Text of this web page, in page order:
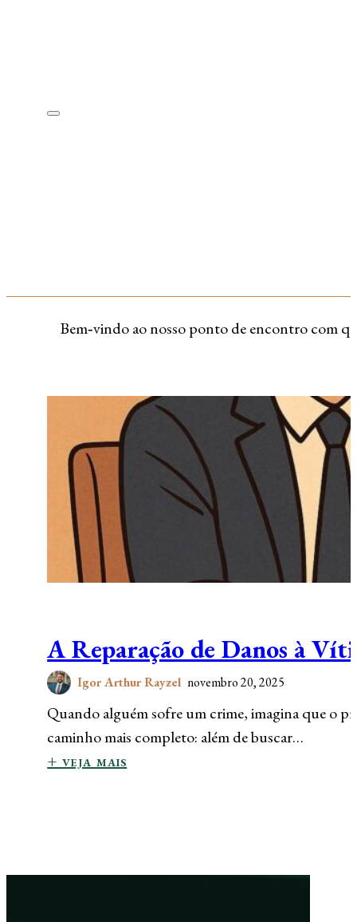
Bem‑vindo ao nosso ponto de encontro com
A Reparação de Danos à
Igor Arthur Rayzel novembro 20, 2025
Quando alguém sofre um crime, imagina que o
caminho mais completo: além de buscar…
+ veja mais